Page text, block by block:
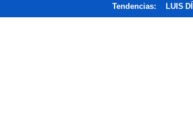
Tendencias: LUIS